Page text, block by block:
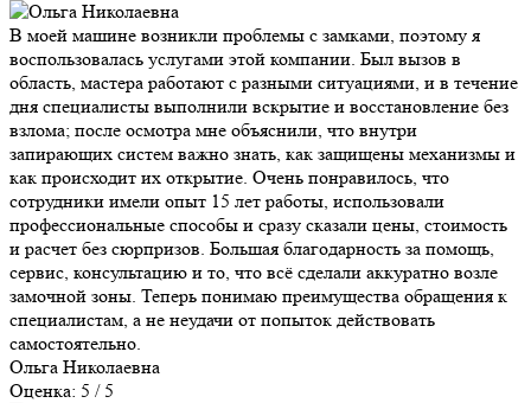
В моей машине возникли проблемы с замками, поэтому я
воспользовалась услугами этой компании. Был вызов в
область, мастера работают с разными ситуациями, и в течение
дня специалисты выполнили вскрытие и восстановление без
взлома; после осмотра мне объяснили, что внутри
запирающих систем важно знать, как защищены механизмы и
как происходит их открытие. Очень понравилось, что
сотрудники имели опыт 15 лет работы, использовали
профессиональные способы и сразу сказали цены, стоимость
и расчет без сюрпризов. Большая благодарность за помощь,
сервис, консультацию и то, что всё сделали аккуратно возле
замочной зоны. Теперь понимаю преимущества обращения к
специалистам, а не неудачи от попыток действовать
самостоятельно.
Ольга Николаевна
Оценка: 5 / 5